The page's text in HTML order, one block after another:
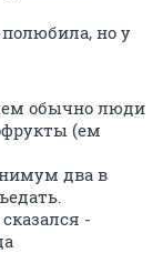
полюбила, но у
обычно люди
(ем
два в
-